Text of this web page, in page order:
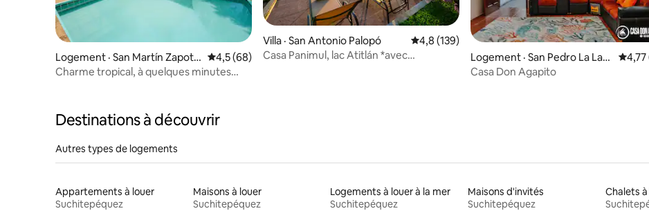
Logement · San Martín Zapotitl
án
Note moyenne de 4,5 sur 5, 68 commentaires
4,5 (68)
Charme tropical, à quelques minutes
Villa · San Antonio Palopó Note moyenne de 4,8 sur 5, 139 commentaires
4,8 (139)
Casa Panimul, lac Atitlán *avec
Logement · San Pedro La Lag
una
Note
4,77
Casa Don Agapito
Destinations à découvrir
Autres types de logements
Appartements à louer
Suchitepéquez
Maisons à louer
Suchitepéquez
Logements à louer à la mer
Suchitepéquez
Maisons d'invités
Suchitepéquez
Chalets